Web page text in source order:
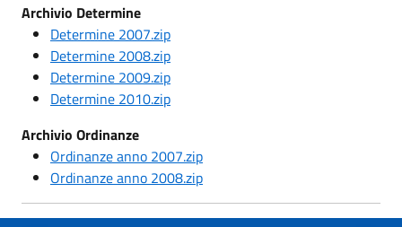
Archivio Determine
Determine 2007.zip
Determine 2008.zip
Determine 2009.zip
Determine 2010.zip
Archivio Ordinanze
Ordinanze anno 2007.zip
Ordinanze anno 2008.zip